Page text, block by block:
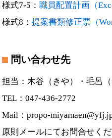
様式7-5：職員配置計画（
様式8：提案書類修正票（
問い合わせ先
担当：木谷（きや）・毛呂（
TEL：047-436-2772
Mail：propo-
原則メールにてお問合せくだ